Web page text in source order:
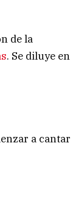
de la
. Se diluye en
a cantar